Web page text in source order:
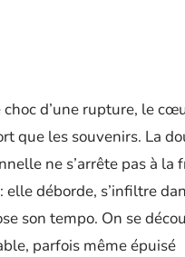
choc d’une rupture, le
que les souvenirs. La
ne s’arrête pas à la
elle déborde, s’infiltre
son tempo. On se
parfois même épuisé